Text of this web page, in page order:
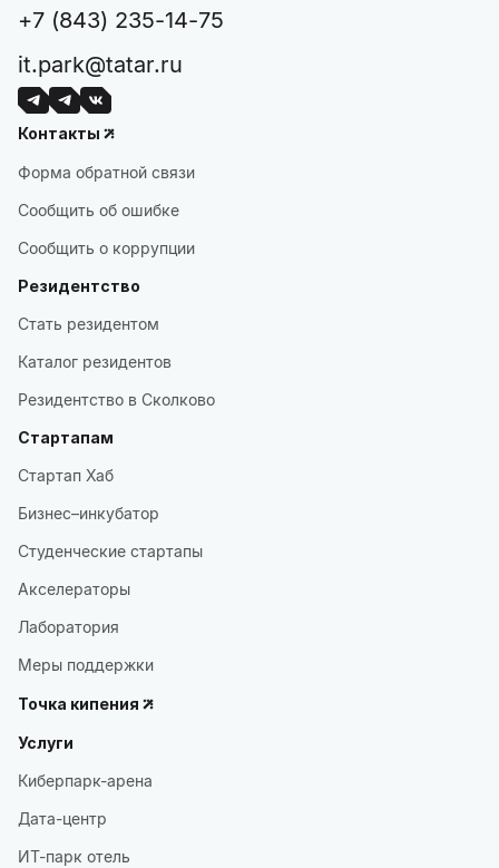
+7 (843) 235-14-75
it.park@tatar.ru
Контакты
Форма обратной связи
Сообщить об ошибке
Сообщить о коррупции
Резидентство
Стать резидентом
Каталог резидентов
Резидентство в Сколково
Стартапам
Стартап Хаб
Бизнес–инкубатор
Студенческие стартапы
Акселераторы
Лаборатория
Меры поддержки
Точка кипения
Услуги
Киберпарк-арена
Дата-центр
ИТ-парк отель